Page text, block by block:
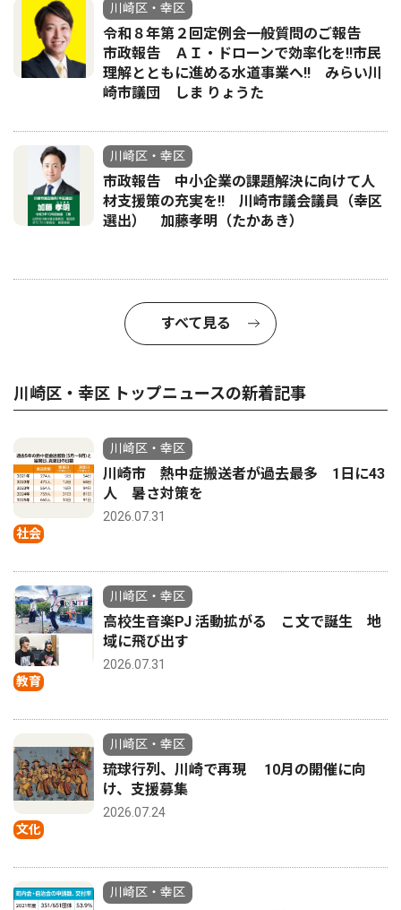
川崎区・幸区
令和８年第２回定例会一般質問のご報告
市政報告 ＡＩ・ドローンで効率化を!!市民
理解とともに進める水道事業へ!! みらい川
崎市議団 しま りょうた
川崎区・幸区
市政報告 中小企業の課題解決に向けて人
材支援策の充実を!! 川崎市議会議員（幸区
選出） 加藤孝明（たかあき）
すべて見る
川崎区・幸区 トップニュースの新着記事
社会
川崎区・幸区
川崎市 熱中症搬送者が過去最多 1日に43
人 暑さ対策を
2026.07.31
教育
川崎区・幸区
高校生音楽PJ 活動拡がる こ文で誕生 地
域に飛び出す
2026.07.31
文化
川崎区・幸区
琉球行列、川崎で再現 10月の開催に向
け、支援募集
2026.07.24
川崎区・幸区